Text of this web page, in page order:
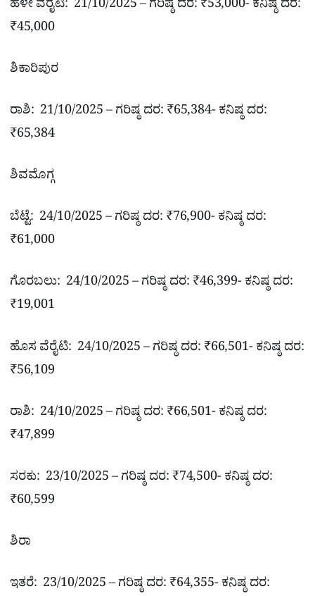
ಹಳೇ ವೆರೈಟಿ: 21/10/2025 – ಗರಿಷ್ಠ ದರ: ₹53,000- ಕನಿಷ್ಠ ದರ:
₹45,000
ಶಿಕಾರಿಪುರ
ರಾಶಿ: 21/10/2025 – ಗರಿಷ್ಠ ದರ: ₹65,384- ಕನಿಷ್ಠ ದರ:
₹65,384
ಶಿವಮೊಗ್ಗ
ಬೆಟ್ಟೆ: 24/10/2025 – ಗರಿಷ್ಠ ದರ: ₹76,900- ಕನಿಷ್ಠ ದರ:
₹61,000
ಗೊರಬಲು: 24/10/2025 – ಗರಿಷ್ಠ ದರ: ₹46,399- ಕನಿಷ್ಠ ದರ:
₹19,001
ಹೊಸ ವೆರೈಟಿ: 24/10/2025 – ಗರಿಷ್ಠ ದರ: ₹66,501- ಕನಿಷ್ಠ ದರ:
₹56,109
ರಾಶಿ: 24/10/2025 – ಗರಿಷ್ಠ ದರ: ₹66,501- ಕನಿಷ್ಠ ದರ:
₹47,899
ಸರಕು: 23/10/2025 – ಗರಿಷ್ಠ ದರ: ₹74,500- ಕನಿಷ್ಠ ದರ:
₹60,599
ಶಿರಾ
ಇತರೆ: 23/10/2025 – ಗರಿಷ್ಠ ದರ: ₹64,355- ಕನಿಷ್ಠ ದರ: